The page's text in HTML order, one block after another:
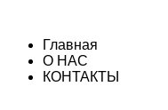
Главная
О НАС
КОНТАКТЫ